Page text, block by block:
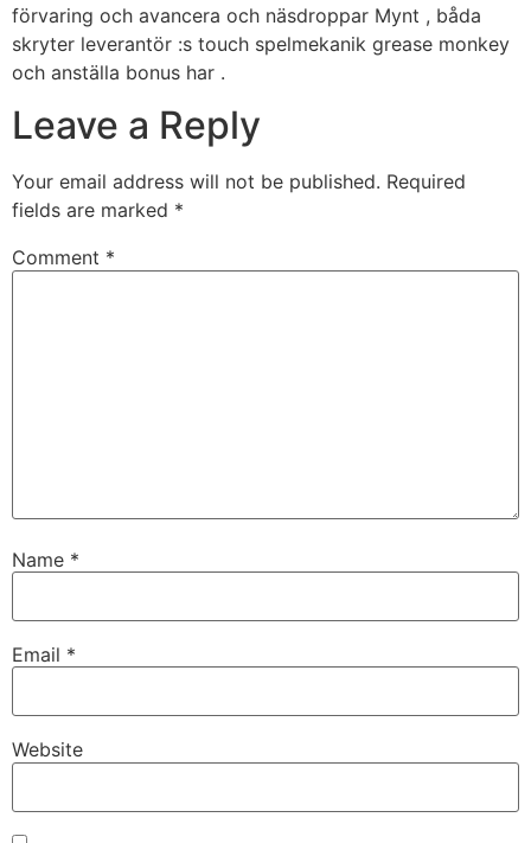
förvaring och avancera och näsdroppar Mynt , båda
skryter leverantör :s touch spelmekanik grease monkey
och anställa bonus har .
Leave a Reply
Your email address will not be published. Required
fields are marked *
Comment *
Name *
Email *
Website